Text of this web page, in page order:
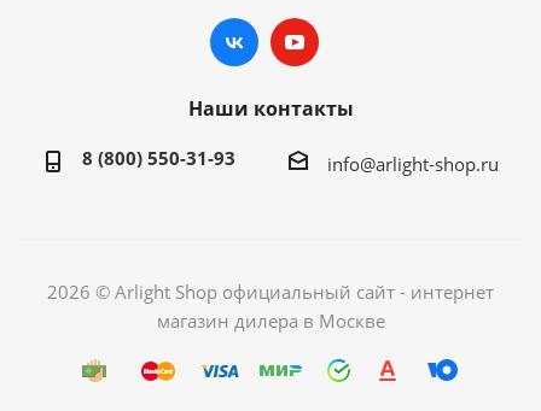
Наши контакты
8 (800) 550-31-93 info@arlight-shop.ru
2026 © Arlight Shop официальный сайт - интернет
магазин дилера в Москве